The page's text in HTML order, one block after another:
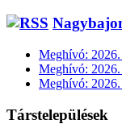
Meghívó:
Meghívó:
Meghívó: 2026.
Társtelepülések